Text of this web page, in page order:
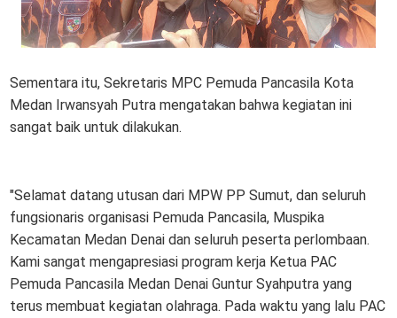
Sementara itu, Sekretaris MPC Pemuda Pancasila Kota
Medan Irwansyah Putra mengatakan bahwa kegiatan ini
sangat baik untuk dilakukan.
"Selamat datang utusan dari MPW PP Sumut, dan seluruh
fungsionaris organisasi Pemuda Pancasila, Muspika
Kecamatan Medan Denai dan seluruh peserta perlombaan.
Kami sangat mengapresiasi program kerja Ketua PAC
Pemuda Pancasila Medan Denai Guntur Syahputra yang
terus membuat kegiatan olahraga. Pada waktu yang lalu PAC